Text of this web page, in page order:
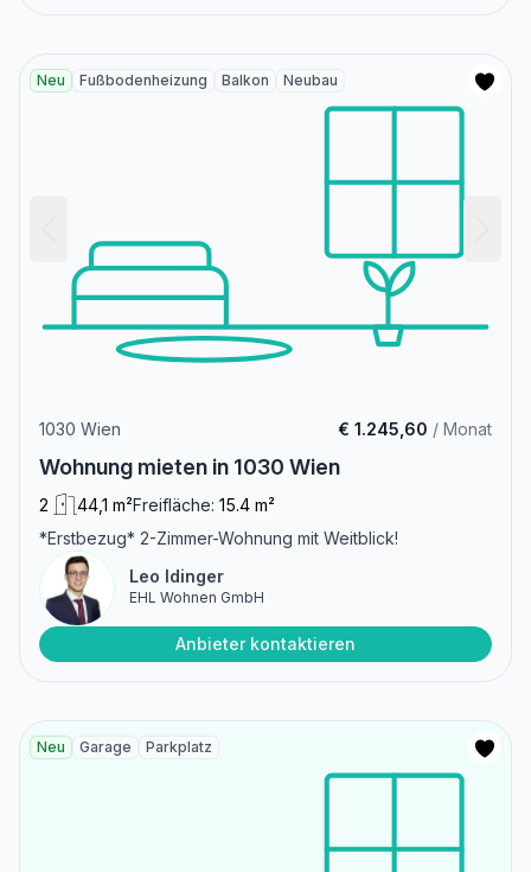
Neu Fußbodenheizung Balkon Neubau
1030 Wien € 1.245,60 / Monat
Wohnung mieten in 1030 Wien
2 44,1 m²Freifläche: 15.4 m²
*Erstbezug* 2-Zimmer-Wohnung mit Weitblick!
Leo Idinger
EHL Wohnen GmbH
Anbieter kontaktieren
Neu Garage Parkplatz